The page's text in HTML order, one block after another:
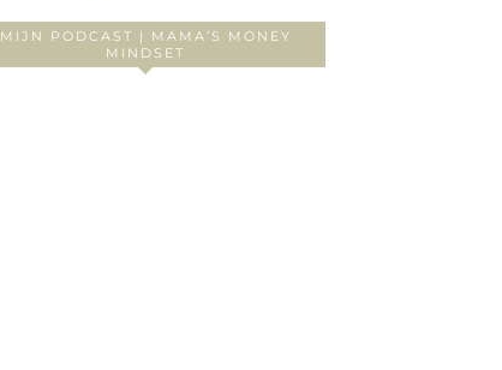
MIJN PODCAST | MAMA’S MONEY
MINDSET